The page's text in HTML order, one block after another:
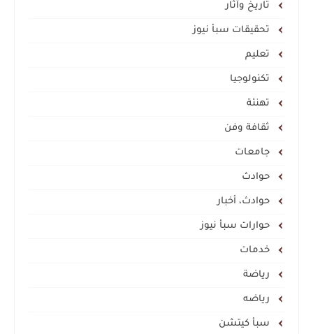
تاريخ وآثار
تحقيقات سبأ نيوز
تعليم
تكنولوجيا
تهنئة
ثقافة وفن
جامعات
حوادث
حوادث، أخبار
حوارات سبأ نيوز
خدمات
رياضة
رياضه
سبأ كيتشن